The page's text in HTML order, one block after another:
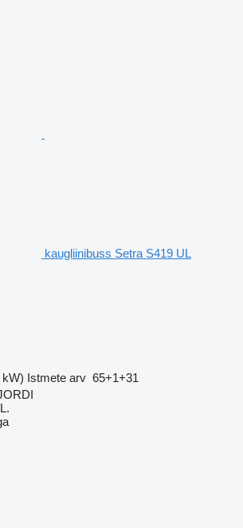
kaugliinibuss Setra S419 UL
kW) Istmete arv 65+1+31